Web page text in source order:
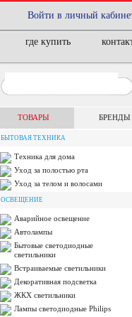
Войти в личный
где купить
ТОВАРЫ БРЕНДЫ
БЫТОВАЯ ТЕХНИКА
Техника для дома
Уход за полостью рта
Уход за телом и волосами
ОСВЕЩЕНИЕ
Аварийное освещение
Автолампы
Бытовые светодиодные
светильники
Встраиваемые светильники
Декоративная подсветка
ЖКХ светильники
Лампы cветодиодные Philips